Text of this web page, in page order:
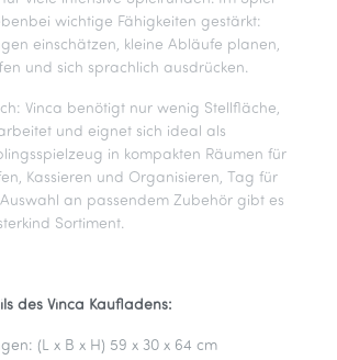
wichtige Fähigkeiten gestärkt:
einschätzen, kleine Abläufe planen,
und sich sprachlich ausdrücken.
Vinca benötigt nur wenig Stellfläche,
und eignet sich ideal als
in kompakten Räumen für
Kassieren und Organisieren, Tag für
an passendem Zubehör gibt es
Sortiment.
des Vinca Kaufladens:
(L x B x H) 59 x 30 x 64 cm